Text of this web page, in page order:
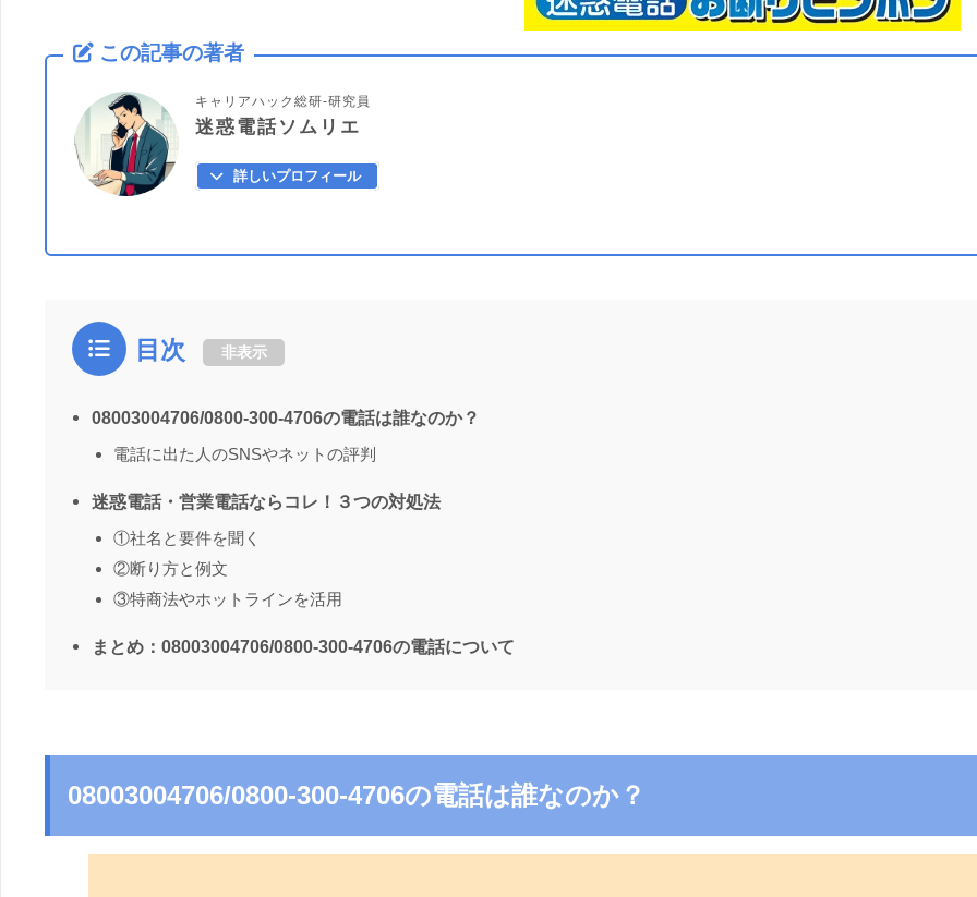
この記事の著者
キャリアハック総研-研究員
迷惑電話ソムリエ
詳しいプロフィール
目次 非表示
08003004706/0800-300-4706の電話は誰なのか？
電話に出た人のSNSやネットの評判
迷惑電話・営業電話ならコレ！３つの対処法
①社名と要件を聞く
②断り方と例文
③特商法やホットラインを活用
まとめ：08003004706/0800-300-4706の電話について
08003004706/0800-300-4706の電話は誰なのか？